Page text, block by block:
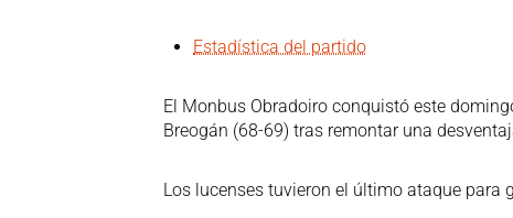
Estadística del partido
El Monbus Obradoiro conquistó este
Breogán (68-69) tras remontar una
Los lucenses tuvieron el último ataque para